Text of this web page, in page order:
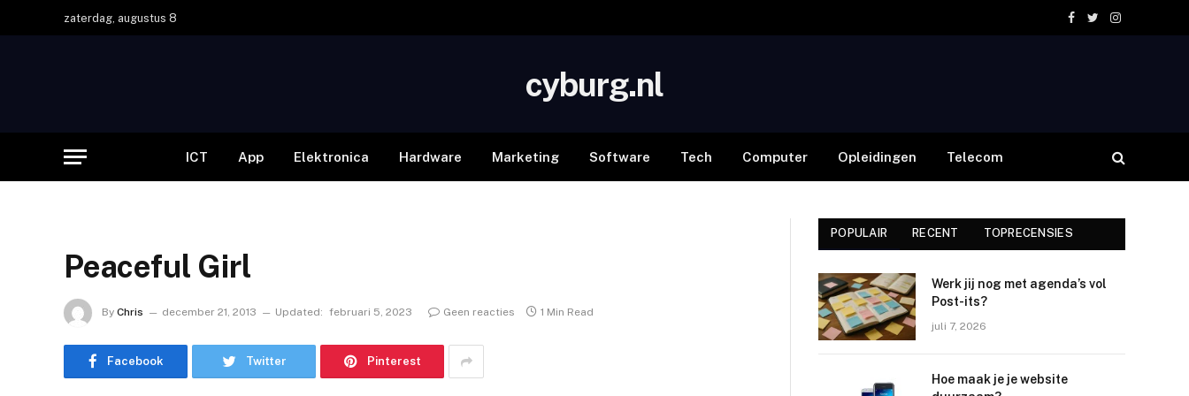
zaterdag, augustus 8
Facebook
TwitterInstagram
cyburg.nl
ICT App Elektronica Hardware Marketing Software Tech Computer Opleidingen Telecom
Peaceful Girl
By Chris december 21, 2013 Updated: februari 5, 2023 Geen reacties 1 Min Read
Facebook Twitter Pinterest
POPULAIR RECENT TOPRECENSIES
Werk jij nog met agenda’s vol
Post-its?
juli 7, 2026
Hoe maak je je website